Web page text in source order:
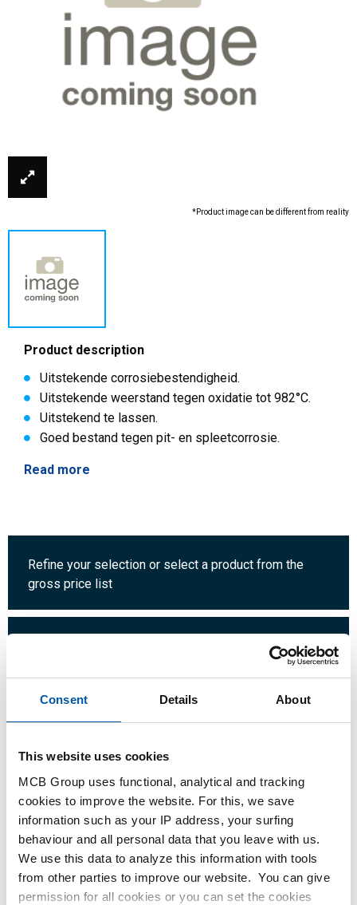
Consent Details About
This website uses cookies
MCB Group uses functional, analytical and tracking
cookies to improve the website. For this, we save
information such as your IP address, your surfing
behaviour and all personal data that you leave with us.
We use this data to analyze this information with tools
from other parties to improve our website. You can give
permission for all cookies or you can set the cookies
*Product image can be different from reality
Product description
Uitstekende corrosiebestendigheid.
Uitstekende weerstand tegen oxidatie tot 982°C.
Uitstekend te lassen.
Goed bestand tegen pit- en spleetcorrosie.
Read more
Refine your selection or select a product from the
gross price list
Please login to order products
Order with your own article numbers
Calculating with current MCB prices
Follow your order via Track&Trace